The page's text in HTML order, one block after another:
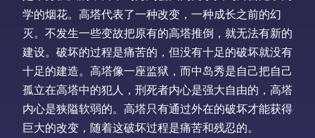
学的烟花。高塔代表了一种改变，一种成长之前的幻
灭。不发生一些变故把原有的高塔推倒，就无法有新的
建设。破坏的过程是痛苦的，但没有十足的破坏就没有
十足的建造。高塔像一座监狱，而中岛秀是自己把自己
孤立在高塔中的犯人，刑死者内心是强大自由的，高塔
内心是狭隘软弱的。高塔只有通过外在的破坏才能获得
巨大的改变，随着这破坏过程是痛苦和残忍的。